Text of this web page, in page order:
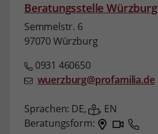
Beratungsstelle Würzburg
Semmelstr. 6
97070 Würzburg
0931 460650
wuerzburg@profamilia.de
Sprachen: DE, , EN
Beratungsform: